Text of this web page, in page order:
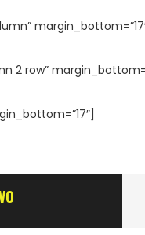
2 row”